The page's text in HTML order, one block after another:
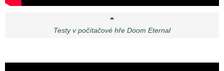
Testy v počítačové hře Doom Eternal